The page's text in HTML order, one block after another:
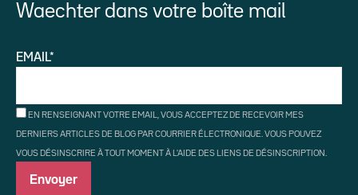
Waechter dans votre boîte mail
EMAIL*
EN RENSEIGNANT VOTRE EMAIL, VOUS ACCEPTEZ DE RECEVOIR MES
DERNIERS ARTICLES DE BLOG PAR COURRIER ÉLECTRONIQUE. VOUS POUVEZ
VOUS DÉSINSCRIRE À TOUT MOMENT À L'AIDE DES LIENS DE DÉSINSCRIPTION.